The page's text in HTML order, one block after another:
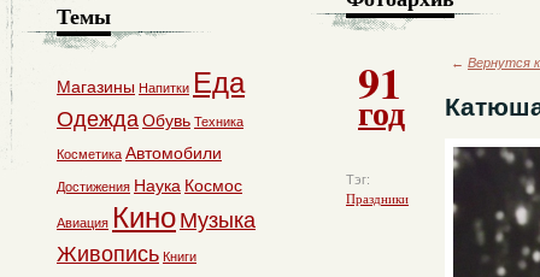
91
год
Тэг:
Праздники
← Вернутся
Темы
Магазины Напитки Еда
ОдеждаОбувь Техника
Косметика Автомобили
Достижения Наука Космос
Авиация Кино Музыка
Живопись Книги